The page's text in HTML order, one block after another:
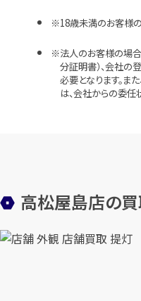
18歳未満のお客様
法人のお客様の場
分証明書）、会社
必要となります。ま
は、会社からの委任
高松屋島店の